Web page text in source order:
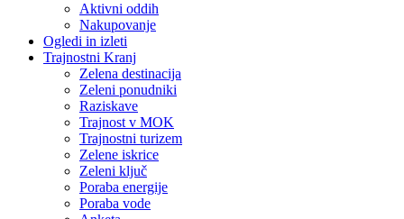
Aktivni oddih
Nakupovanje
Ogledi in izleti
Trajnostni Kranj
Zelena destinacija
Zeleni ponudniki
Raziskave
Trajnost v MOK
Trajnostni turizem
Zelene iskrice
Zeleni ključ
Poraba energije
Poraba vode